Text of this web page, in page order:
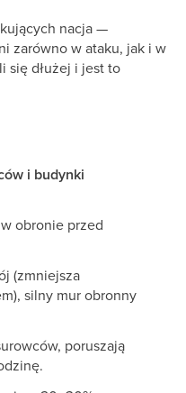
nacja —
zarówno w ataku, jak i w
się dłużej i jest to
i budynki
w obronie przed
(zmniejsza
silny mur obronny
poruszają